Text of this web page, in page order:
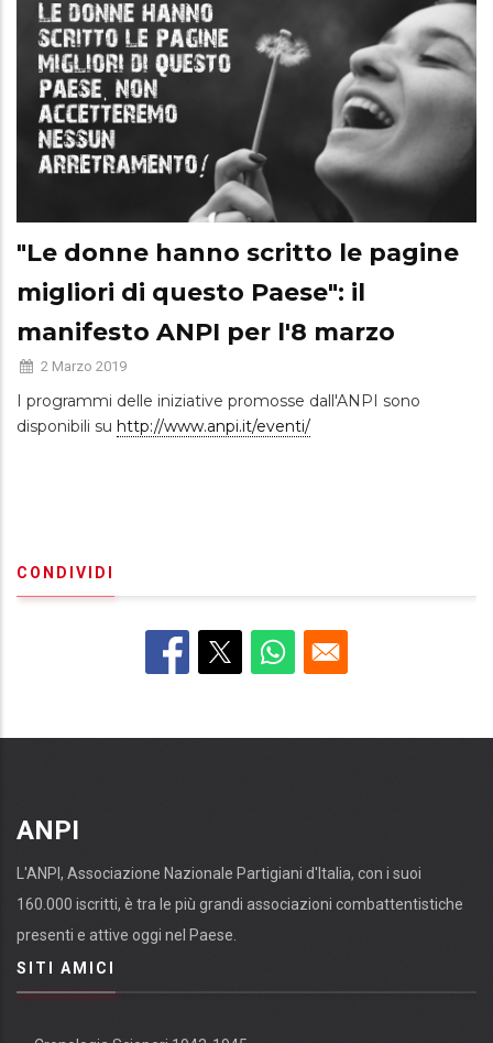
"Le donne hanno scritto le pagine
migliori di questo Paese": il
manifesto ANPI per l'8 marzo
2 Marzo 2019
I programmi delle iniziative promosse dall'ANPI sono
disponibili su http://www.anpi.it/eventi/
CONDIVIDI
ANPI
L'ANPI, Associazione Nazionale Partigiani d'Italia, con i suoi
160.000 iscritti, è tra le più grandi associazioni combattentistiche
presenti e attive oggi nel Paese.
SITI AMICI